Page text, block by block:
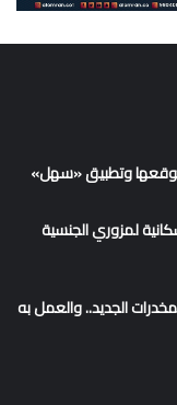
موقعها وتطبيق «سهل»
لمزوري الجنسية
الجديد.. والعمل به